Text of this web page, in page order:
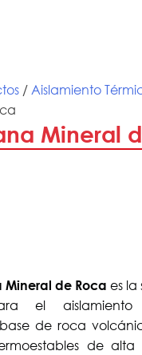
/ Aislamiento
Mineral
Mineral de Roca es
el aislamiento
de roca
de alta